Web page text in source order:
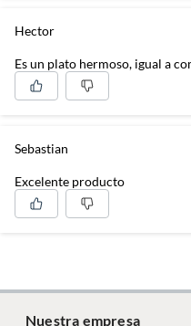
Forma
Apto para lavavajillas
Hector
Es un plato hermoso, igual a
Sebastian
Excelente producto
Nuestra empresa